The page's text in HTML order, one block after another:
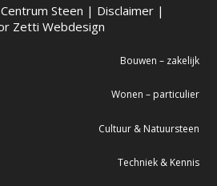
Steen | Disclaimer|
Zetti Webdesign
Bouwen – zakelijk
Wonen – particulier
Cultuur & Natuursteen
Techniek & Kennis